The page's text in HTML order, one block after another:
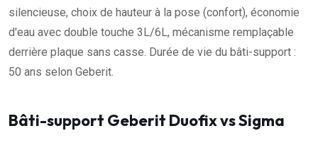
silencieuse, choix de hauteur à la pose (confort), économie
d'eau avec double touche 3L/6L, mécanisme remplaçable
derrière plaque sans casse. Durée de vie du bâti-support :
50 ans selon Geberit.
Bâti-support Geberit Duofix vs Sigma